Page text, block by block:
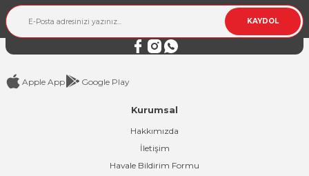
KAYDOL
Apple App Google Play
Kurumsal
Hakkımızda
İletişim
Havale Bildirim Formu